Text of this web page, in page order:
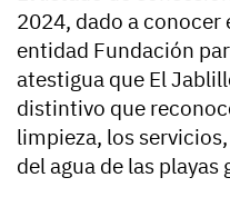
2024, dado a conocer
entidad Fundación
atestigua que El
distintivo que
limpieza, los
del agua de las playas